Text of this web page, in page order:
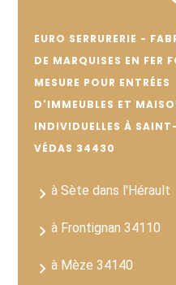
EURO SERRURERIE -
DE MARQUISES EN FER
MESURE POUR ENTRÉES
D'IMMEUBLES ET
INDIVIDUELLES À
VÉDAS 34430
à Sète dans l'Hérault
à Frontignan 34110
à Mèze 34140